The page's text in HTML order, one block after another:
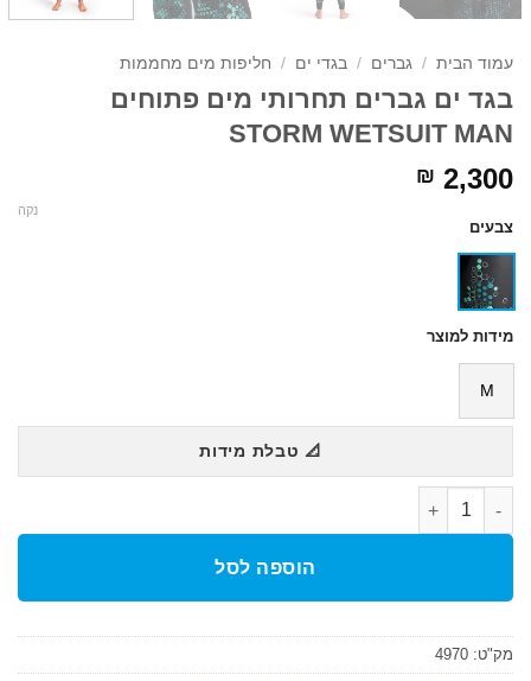
עמוד הבית / גברים / בגדי ים / חליפות מים מחממות
בגד ים גברים תחרותי מים פתוחים
STORM WETSUIT MAN
₪ 2,300
צבעים
מידות למוצר
M
נקה
📐 טבלת מידות
כמות של בגד ים גברים תחרותי מים פתוחים STORM WETSUIT MAN
הוספה לסל
מק"ט: 4970